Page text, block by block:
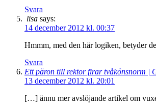
Svara
lisa says:
14 december 2012 kl. 00:37
Hmmm, med den här logiken, betyder
Svara
Ett päron till rektor firar tvåkönsnorm |
13 december 2012 kl. 20:01
[…] ännu mer avslöjande artikel om